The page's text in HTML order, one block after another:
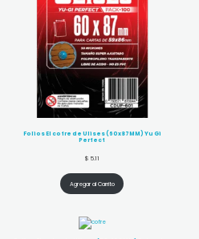
Folios El cofre de Ulises (60x87MM) Yu Gi
Perfect
$ 5.11
Agregar al Carrito